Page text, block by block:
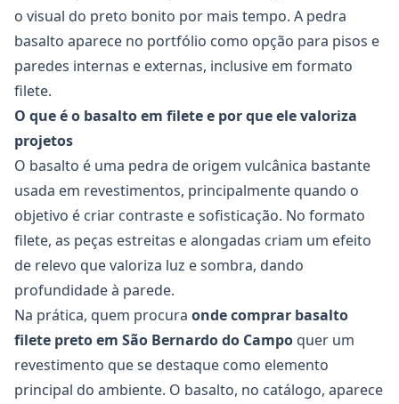
o visual do preto bonito por mais tempo. A pedra
basalto aparece no portfólio como opção para pisos e
paredes internas e externas, inclusive em formato
filete.
O que é o basalto em filete e por que ele valoriza
projetos
O basalto é uma pedra de origem vulcânica bastante
usada em revestimentos, principalmente quando o
objetivo é criar contraste e sofisticação. No formato
filete, as peças estreitas e alongadas criam um efeito
de relevo que valoriza luz e sombra, dando
profundidade à parede.
Na prática, quem procura onde comprar basalto
filete preto em São Bernardo do Campo quer um
revestimento que se destaque como elemento
principal do ambiente. O basalto, no catálogo, aparece